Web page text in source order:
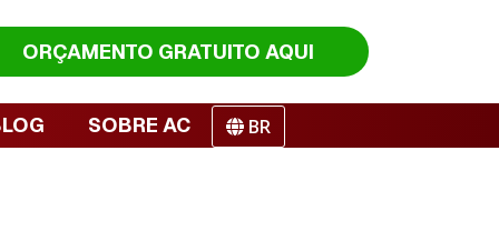
ORÇAMENTO GRATUITO AQUI
SOBRE AC BR